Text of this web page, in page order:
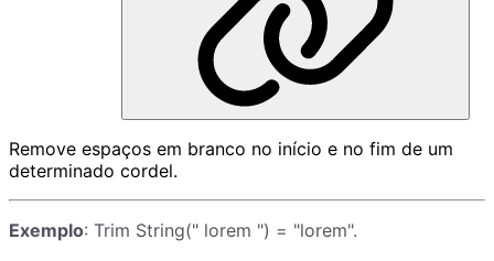
Remove espaços em branco no início e no fim de um
determinado cordel.
Exemplo: Trim String(" lorem ") = "lorem".